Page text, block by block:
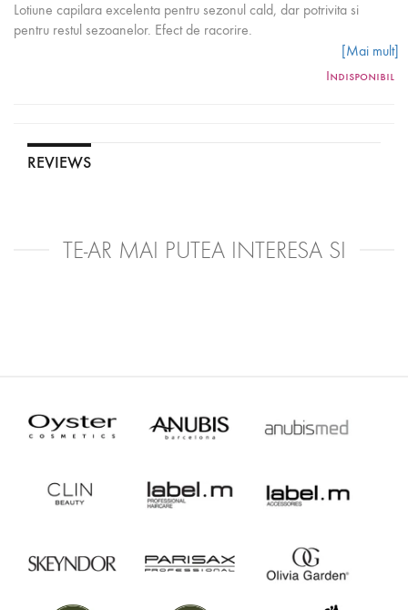
Lotiune capilara excelenta pentru sezonul cald, dar potrivita si
pentru restul sezoanelor. Efect de racorire.
Produsul aduce rezultate foarte bune pentru scalp, intarind in
acelasi timp firul de par. De asemenea, lotiunea tonica ofera ajutor
[Mai mult]
Indisponibil
REVIEWS
TE-AR MAI PUTEA INTERESA SI